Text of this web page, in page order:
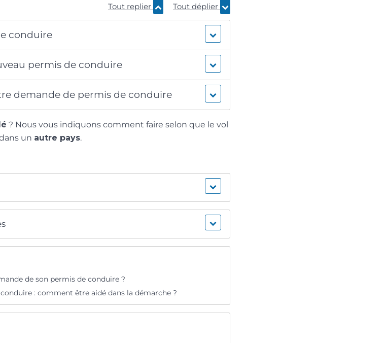
Tout replier Tout déplier
conduire
permis de conduire
demande de permis de conduire
? Nous vous indiquons comment faire selon que le vol
un autre pays.
de son permis de conduire ?
: comment être aidé dans la démarche ?